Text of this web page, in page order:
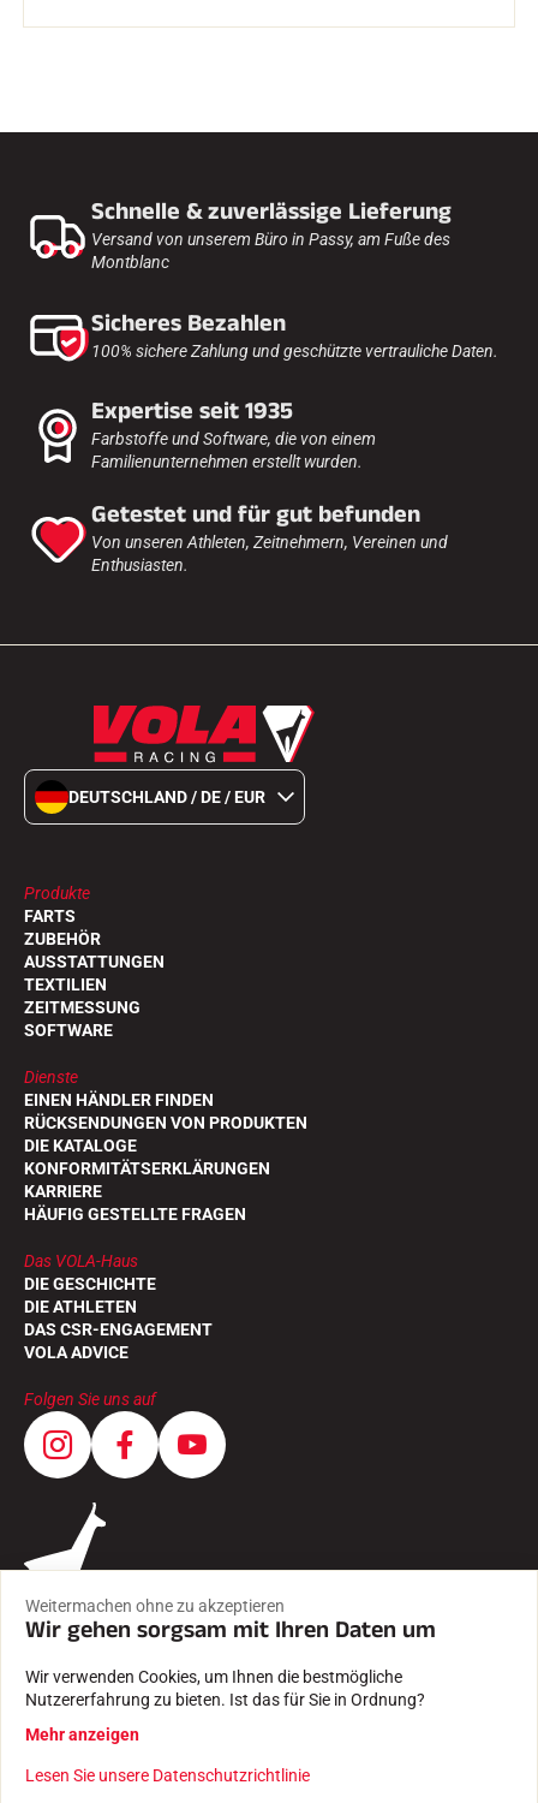
Schnelle & zuverlässige Lieferung
Versand von unserem Büro in Passy, am Fuße des
Montblanc
Sicheres Bezahlen
100% sichere Zahlung und geschützte vertrauliche Daten.
Expertise seit 1935
Farbstoffe und Software, die von einem
Familienunternehmen erstellt wurden.
Getestet und für gut befunden
Von unseren Athleten, Zeitnehmern, Vereinen und
Enthusiasten.
DEUTSCHLAND / DE / EUR
Produkte
FARTS
ZUBEHÖR
AUSSTATTUNGEN
TEXTILIEN
ZEITMESSUNG
SOFTWARE
Dienste
EINEN HÄNDLER FINDEN
RÜCKSENDUNGEN VON PRODUKTEN
DIE KATALOGE
KONFORMITÄTSERKLÄRUNGEN
KARRIERE
HÄUFIG GESTELLTE FRAGEN
Das VOLA-Haus
DIE GESCHICHTE
DIE ATHLETEN
DAS CSR-ENGAGEMENT
VOLA ADVICE
Folgen Sie uns auf
RECHTLICHE HINWEISE
DATENSCHUTZRICHTLINIE
Weitermachen ohne zu akzeptieren
Wir gehen sorgsam mit Ihren Daten um
Wir verwenden Cookies, um Ihnen die bestmögliche
Nutzererfahrung zu bieten. Ist das für Sie in Ordnung?
Mehr anzeigen
Lesen Sie unsere Datenschutzrichtlinie